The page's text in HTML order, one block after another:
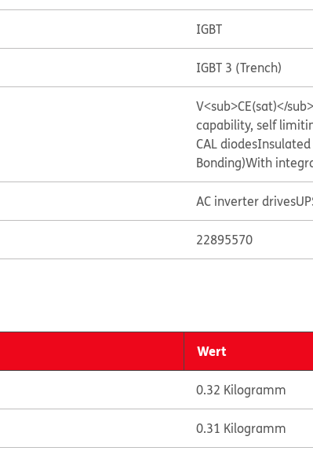
IGBT
IGBT 3 (Trench)
V<sub>CE(sat)</
capability, self
CAL diodesInsulated
Bonding)With
AC inverter drives
22895570
Wert
0.32 Kilogramm
0.31 Kilogramm